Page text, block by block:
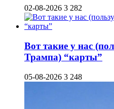
02-08-2026 3 282
Вот такие у нас
Трампа) “карты”
05-08-2026 3 248